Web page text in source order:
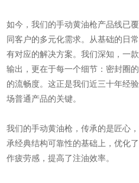
如今，我们的手动黄油枪产品线已
同客户的多元化需求。从基础的日
有对应的解决方案。我们深知，一
输出，更在于每一个细节：密封圈
的流畅度。这正是我们近三十年经
场普通产品的关键。
我们的手动黄油枪，传承的是匠心
承经典结构可靠性的基础上，优化
作疲劳感，提高了注油效率。